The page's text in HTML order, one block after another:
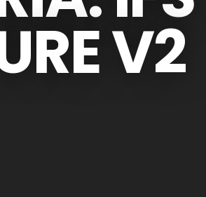
V2